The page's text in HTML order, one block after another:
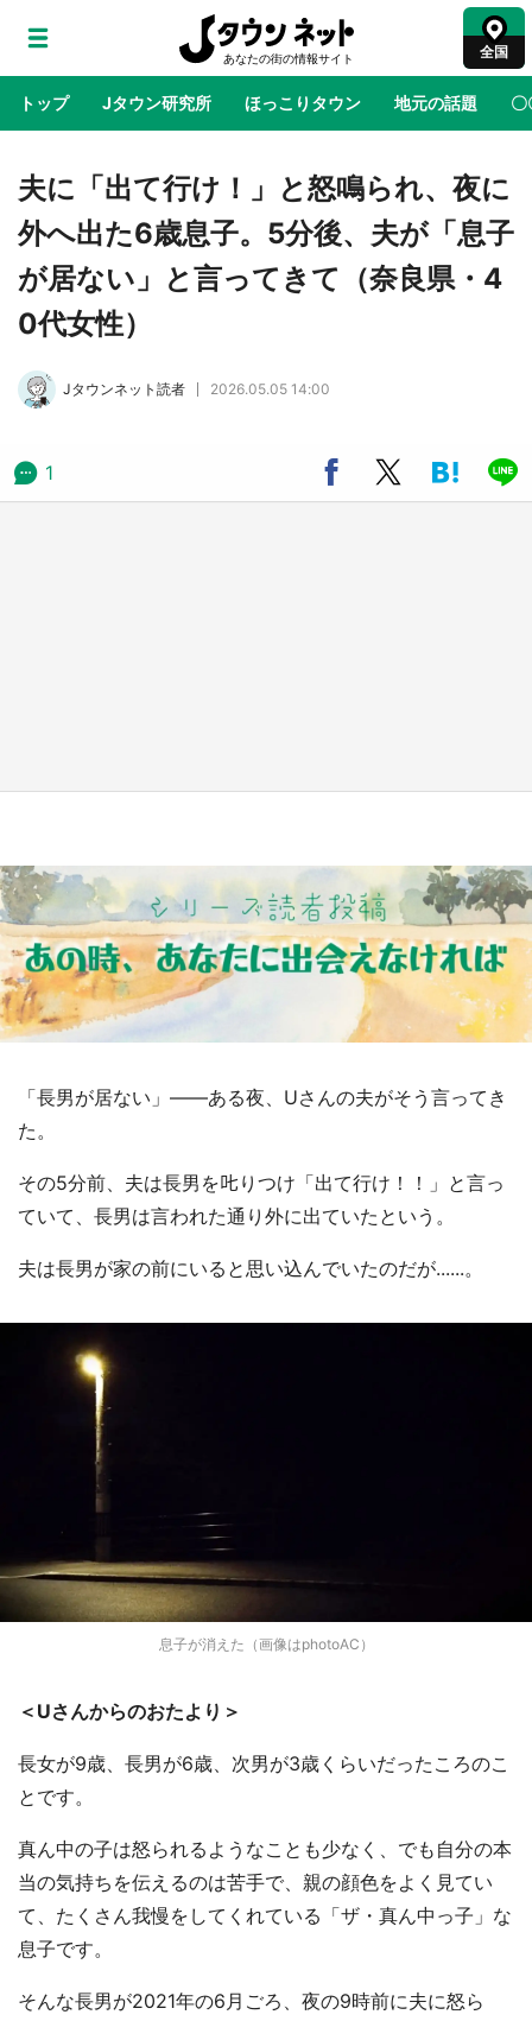
全国
トップ Jタウン研究所 ほっこりタウン 地元の話題 〇
地域×二次元 絶景 あの時はありがとう 物語がはじ
アニメ『はたらく細胞』と神奈川県の3度目コ
ラボ 作品の世界観通じて「小児がん」学べる
太郎グッズ買える 銀座・博品館TOY PARKへ
ラプラス・ダークネスが栃木県を征服！？ 県
公式プロモ動画で「聖地」が生産されてます
夫に「出て行け！」と怒鳴られ、夜に
外へ出た6歳息子。5分後、夫が「息子
が居ない」と言ってきて（奈良県・4
0代女性）
Jタウンネット読者 2026.05.05 14:00
1
「長男が居ない」――ある夜、Uさんの夫がそう言ってき
た。
その5分前、夫は長男を𠮟りつけ「出て行け！！」と言っ
ていて、長男は言われた通り外に出ていたという。
夫は長男が家の前にいると思い込んでいたのだが......。
息子が消えた（画像はphotoAC）
＜Uさんからのおたより＞
長女が9歳、長男が6歳、次男が3歳くらいだったころのこ
とです。
真ん中の子は怒られるようなことも少なく、でも自分の本
当の気持ちを伝えるのは苦手で、親の顔色をよく見てい
て、たくさん我慢をしてくれている「ザ・真ん中っ子」な
息子です。
そんな長男が2021年の6月ごろ、夜の9時前に夫に怒ら